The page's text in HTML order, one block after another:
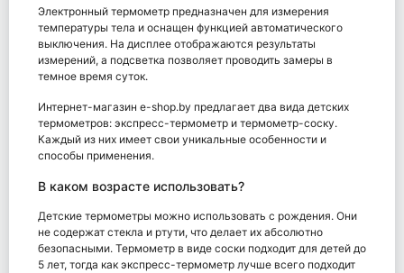
Электронный термометр предназначен для измерения
температуры тела и оснащен функцией автоматического
выключения. На дисплее отображаются результаты
измерений, а подсветка позволяет проводить замеры в
темное время суток.
Интернет-магазин e-shop.by предлагает два вида детских
термометров: экспресс-термометр и термометр-соску.
Каждый из них имеет свои уникальные особенности и
способы применения.
В каком возрасте использовать?
Детские термометры можно использовать с рождения. Они
не содержат стекла и ртути, что делает их абсолютно
безопасными. Термометр в виде соски подходит для детей до
5 лет, тогда как экспресс-термометр лучше всего подходит